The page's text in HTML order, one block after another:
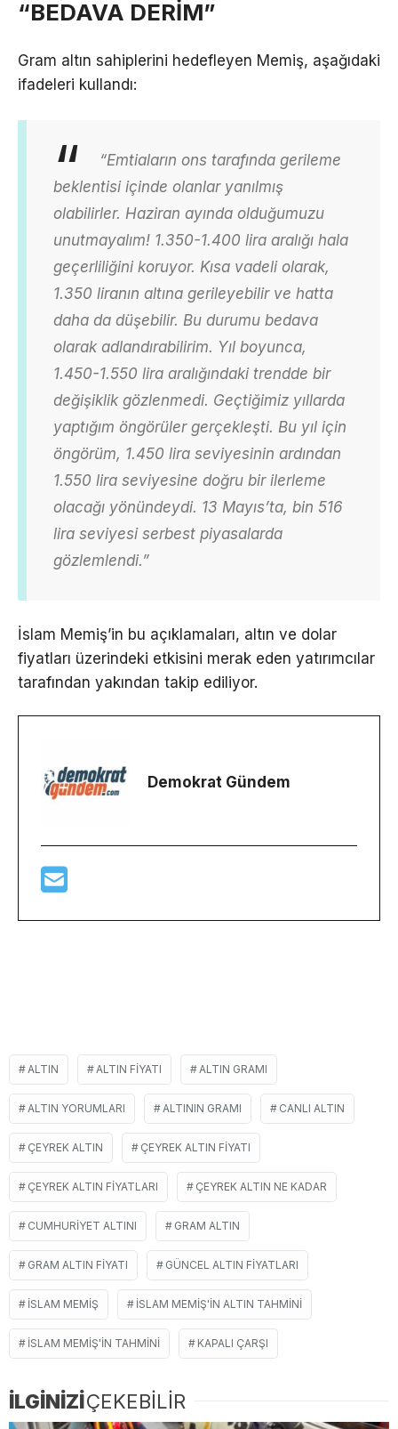
“BEDAVA DERİM”
Gram altın sahiplerini hedefleyen Memiş, aşağıdaki
ifadeleri kullandı:
“Emtiaların ons tarafında gerileme
beklentisi içinde olanlar yanılmış
olabilirler. Haziran ayında olduğumuzu
unutmayalım! 1.350-1.400 lira aralığı hala
geçerliliğini koruyor. Kısa vadeli olarak,
1.350 liranın altına gerileyebilir ve hatta
daha da düşebilir. Bu durumu bedava
olarak adlandırabilirim. Yıl boyunca,
1.450-1.550 lira aralığındaki trendde bir
değişiklik gözlenmedi. Geçtiğimiz yıllarda
yaptığım öngörüler gerçekleşti. Bu yıl için
öngörüm, 1.450 lira seviyesinin ardından
1.550 lira seviyesine doğru bir ilerleme
olacağı yönündeydi. 13 Mayıs’ta, bin 516
lira seviyesi serbest piyasalarda
gözlemlendi.”
İslam Memiş’in bu açıklamaları, altın ve dolar
fiyatları üzerindeki etkisini merak eden yatırımcılar
tarafından yakından takip ediliyor.
Demokrat Gündem
ALTIN ALTIN FIYATI ALTIN GRAMI
ALTIN YORUMLARI ALTININ GRAMI CANLI ALTIN
ÇEYREK ALTIN ÇEYREK ALTIN FIYATI
ÇEYREK ALTIN FIYATLARI ÇEYREK ALTIN NE KADAR
CUMHURIYET ALTINI GRAM ALTIN
GRAM ALTIN FIYATI GÜNCEL ALTIN FIYATLARI
ISLAM MEMIŞ ISLAM MEMIŞ'IN ALTIN TAHMINI
ISLAM MEMIŞ'IN TAHMINI KAPALI ÇARŞI
İLGİNİZİÇEKEBİLİR